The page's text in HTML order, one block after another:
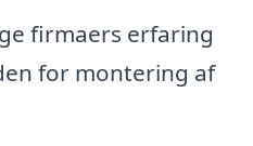
firmaers erfaring
for montering af